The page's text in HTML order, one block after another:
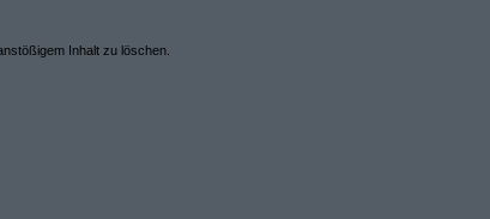
Inhalt zu löschen.